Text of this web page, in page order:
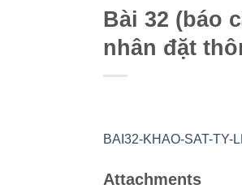
Bài 32 (báo
nhân đặt
BAI32-KHAO-SAT-TY-
Attachments